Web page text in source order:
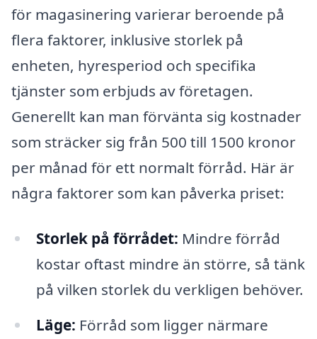
för magasinering varierar beroende på
flera faktorer, inklusive storlek på
enheten, hyresperiod och specifika
tjänster som erbjuds av företagen.
Generellt kan man förvänta sig kostnader
som sträcker sig från 500 till 1500 kronor
per månad för ett normalt förråd. Här är
några faktorer som kan påverka priset:
Storlek på förrådet: Mindre förråd
kostar oftast mindre än större, så tänk
på vilken storlek du verkligen behöver.
Läge: Förråd som ligger närmare